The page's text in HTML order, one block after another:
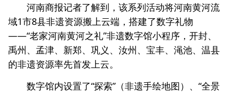
河南商报记者了解到，该系列活动将河南黄河流
域1市8县非遗资源搬上云端，搭建了数字礼物
——“老家河南黄河之礼”非遗数字馆小程序，开封、
禹州、孟津、新郑、巩义、汝州、宝丰、渑池、温县
的非遗资源率先首发上云。
数字馆内设置了“探索”（非遗手绘地图）、“全景